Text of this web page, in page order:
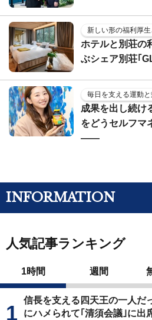
新しい形の福利厚
ホテルと別荘の
ぶシェア別荘｢
毎日を支える運動
成果を出し続け
をどうセルフマ
——
INFORMATION
人気記事ランキング
1時間 週間
信長を支える四天王の一人だ
にハメられて｢清須会議｣に出